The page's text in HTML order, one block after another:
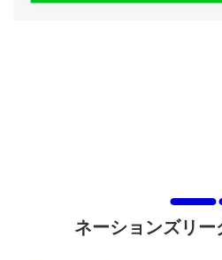
ネーションズリー